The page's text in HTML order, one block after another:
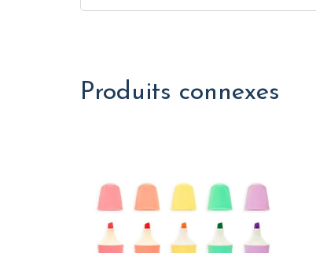
Produits connexes